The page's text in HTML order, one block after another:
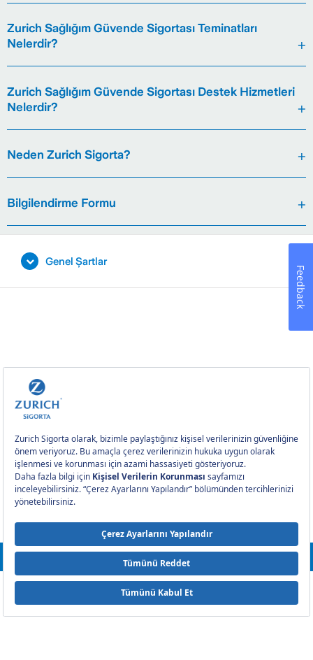
Zurich Sağlığım Güvende Sigortası Teminatları
Nelerdir?
Zurich Sağlığım Güvende Sigortası Destek Hizmetleri
Nelerdir?
Neden Zurich Sigorta?
Bilgilendirme Formu
Genel Şartlar
0212 393 2000
Bizi Takip edin
Satın Al
Feedback